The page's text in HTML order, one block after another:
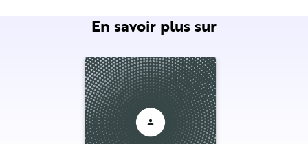
En savoir plus sur